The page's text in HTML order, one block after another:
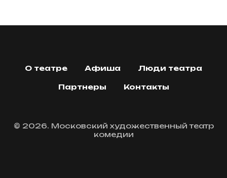
О театре Афиша Люди театра
Партнеры Контакты
© 2026. Московский художественный театр
комедии